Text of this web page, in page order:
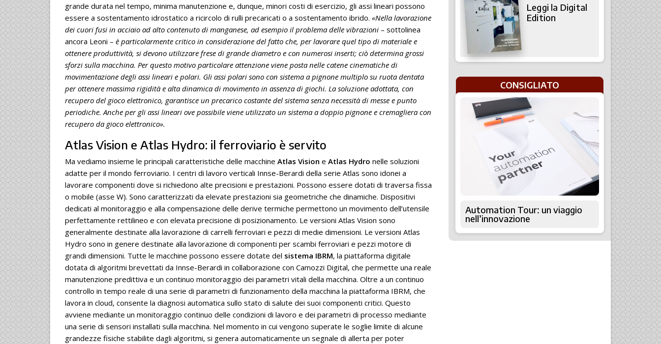
grande durata nel tempo, minima manutenzione e, dunque, minori costi di esercizio, gli assi lineari possono
essere a sostentamento idrostatico a ricircolo di rulli precaricati o a sostentamento ibrido. «Nella lavorazione
dei cuori fusi in acciaio ad alto contenuto di manganese, ad esempio il problema delle vibrazioni – sottolinea
ancora Leoni – è particolarmente critico in considerazione del fatto che, per lavorare quel tipo di materiale e
ottenere produttività, si devono utilizzare frese di grande diametro e con numerosi inserti; ciò determina grossi
sforzi sulla macchina. Per questo motivo particolare attenzione viene posta nelle catene cinematiche di
movimentazione degli assi lineari e polari. Gli assi polari sono con sistema a pignone multiplo su ruota dentata
per ottenere massima rigidità e alta dinamica di movimento in assenza di giochi. La soluzione adottata, con
recupero del gioco elettronico, garantisce un precarico costante del sistema senza necessità di messe e punto
periodiche. Anche per gli assi lineari ove possibile viene utilizzato un sistema a doppio pignone e cremagliera con
recupero da gioco elettronico».
Atlas Vision e Atlas Hydro: il ferroviario è servito
Ma vediamo insieme le principali caratteristiche delle macchine Atlas Vision e Atlas Hydro nelle soluzioni
adatte per il mondo ferroviario. I centri di lavoro verticali Innse-Berardi della serie Atlas sono idonei a
lavorare componenti dove si richiedono alte precisioni e prestazioni. Possono essere dotati di traversa fissa
o mobile (asse W). Sono caratterizzati da elevate prestazioni sia geometriche che dinamiche. Dispositivi
dedicati al monitoraggio e alla compensazione delle derive termiche permettono un movimento dell’utensile
perfettamente rettilineo e con elevata precisione di posizionamento. Le versioni Atlas Vision sono
generalmente destinate alla lavorazione di carrelli ferroviari e pezzi di medie dimensioni. Le versioni Atlas
Hydro sono in genere destinate alla lavorazione di componenti per scambi ferroviari e pezzi motore di
grandi dimensioni. Tutte le macchine possono essere dotate del sistema IBRM, la piattaforma digitale
dotata di algoritmi brevettati da Innse-Berardi in collaborazione con Camozzi Digital, che permette una reale
manutenzione predittiva e un continuo monitoraggio dei parametri vitali della macchina. Oltre a un continuo
controllo in tempo reale di una serie di parametri di funzionamento della macchina la piattaforma IBRM, che
lavora in cloud, consente la diagnosi automatica sullo stato di salute dei suoi componenti critici. Questo
avviene mediante un monitoraggio continuo delle condizioni di lavoro e dei parametri di processo mediante
una serie di sensori installati sulla macchina. Nel momento in cui vengono superate le soglie limite di alcune
grandezze fisiche stabilite dagli algoritmi, si genera automaticamente un segnale di allerta per poter
Leggi la Digital
Edition
CONSIGLIATO
Automation Tour: un viaggio
nell’innovazione